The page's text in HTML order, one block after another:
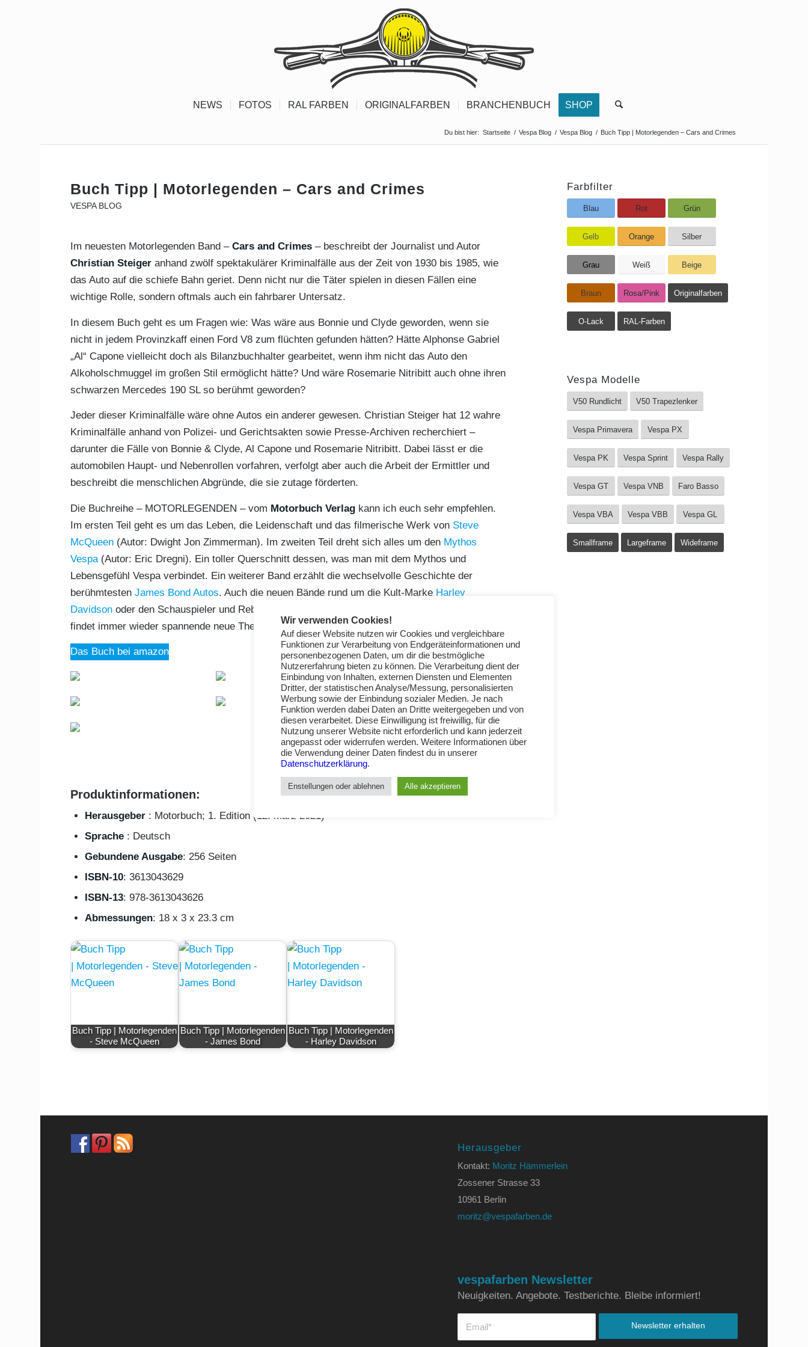
NEWS FOTOS RAL FARBEN ORIGINALFARBEN BRANCHENBUCH SHOP
Du bist hier: Startseite / Vespa Blog / Vespa Blog / Buch Tipp | Motorlegenden – Cars and Crimes
Buch Tipp | Motorlegenden – Cars and Crimes
VESPA BLOG
Im neuesten Motorlegenden Band –Cars and Crimes – beschreibt der Journalist und Autor
Christian Steiger anhand zwölf spektakulärer Kriminalfälle aus der Zeit von 1930 bis 1985, wie
das Auto auf die schiefe Bahn geriet. Denn nicht nur die Täter spielen in diesen Fällen eine
wichtige Rolle, sondern oftmals auch ein fahrbarer Untersatz.
In diesem Buch geht es um Fragen wie: Was wäre aus Bonnie und Clyde geworden, wenn sie
nicht in jedem Provinzkaff einen Ford V8 zum flüchten gefunden hätten? Hätte Alphonse Gabriel
„Al“ Capone vielleicht doch als Bilanzbuchhalter gearbeitet, wenn ihm nicht das Auto den
Alkoholschmuggel im großen Stil ermöglicht hätte? Und wäre Rosemarie Nitribitt auch ohne ihren
schwarzen Mercedes 190 SL so berühmt geworden?
Jeder dieser Kriminalfälle wäre ohne Autos ein anderer gewesen. Christian Steiger hat 12 wahre
Kriminalfälle anhand von Polizei- und Gerichtsakten sowie Presse-Archiven recherchiert –
darunter die Fälle von Bonnie & Clyde, Al Capone und Rosemarie Nitribitt. Dabei lässt er die
automobilen Haupt- und Nebenrollen vorfahren, verfolgt aber auch die Arbeit der Ermittler und
beschreibt die menschlichen Abgründe, die sie zutage förderten.
Die Buchreihe – MOTORLEGENDEN – vom Motorbuch Verlag kann ich euch sehr empfehlen.
Im ersten Teil geht es um das Leben, die Leidenschaft und das filmerische Werk von Steve
McQueen (Autor: Dwight Jon Zimmerman). Im zweiten Teil dreht sich alles um den Mythos
Vespa (Autor: Eric Dregni). Ein toller Querschnitt dessen, was man mit dem Mythos und
Lebensgefühl Vespa verbindet. Ein weiterer Band erzählt die wechselvolle Geschichte der
berühmtestenJames Bond Autos. Auch die neuen Bände rund um die Kult-Marke Harley
Davidson oder den Schauspieler und Rebellen
findet immer wieder spannende neue Themen.
Das Buch bei amazon
Produktinformationen:
Herausgeber : Motorbuch; 1. Edition (12. März 2021)
Sprache : Deutsch
Gebundene Ausgabe: 256 Seiten
ISBN-10: 3613043629
ISBN-13: 978-3613043626
Abmessungen: 18 x 3 x 23.3 cm
Buch Tipp | Motorlegenden
- Steve McQueen
Buch Tipp | Motorlegenden
- James Bond
Buch Tipp | Motorlegenden
- Harley Davidson
Farbfilter
Blau Rot Grün
Gelb Orange Silber
Grau Weiß Beige
Braun Rosa/Pink Originalfarben
O-Lack RAL-Farben
Vespa Modelle
V50 Rundlicht V50 Trapezlenker
Vespa Primavera Vespa PX
Vespa PK Vespa Sprint Vespa Rally
Vespa GT Vespa VNB Faro Basso
Vespa VBA Vespa VBB Vespa GL
Smallframe Largeframe Wideframe
Herausgeber
Kontakt: Moritz Hämmerlein
Zossener Strasse 33
10961 Berlin
moritz@vespafarben.de
vespafarben Newsletter
Neuigkeiten. Angebote. Testberichte. Bleibe informiert!
Wir verwenden Cookies!
Auf dieser Website nutzen wir Cookies und vergleichbare
Funktionen zur Verarbeitung von Endgeräteinformationen und
personenbezogenen Daten, um dir die bestmögliche
Nutzererfahrung bieten zu können. Die Verarbeitung dient der
Einbindung von Inhalten, externen Diensten und Elementen
Dritter, der statistischen Analyse/Messung, personalisierten
Werbung sowie der Einbindung sozialer Medien. Je nach
Funktion werden dabei Daten an Dritte weitergegeben und von
diesen verarbeitet. Diese Einwilligung ist freiwillig, für die
Nutzung unserer Website nicht erforderlich und kann jederzeit
angepasst oder widerrufen werden. Weitere Informationen über
die Verwendung deiner Daten findest du in unserer
Datenschutzerklärung.
Enstellungen oder ablehnen Alle akzeptieren